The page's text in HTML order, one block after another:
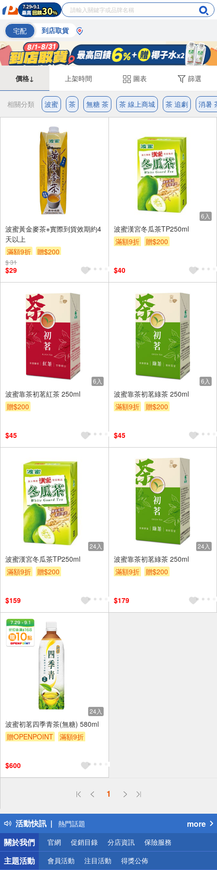
宅配 到店取貨
價格↓ 上架時間 圖表 篩選
相關分類 波蜜 茶 無糖 茶 茶 線上商城 茶 追劇 消暑
波蜜黃金麥茶※實際到貨效期約4
天以上
滿額9折
贈$200
$ 31
$29
6入
波蜜漢宮冬瓜茶TP250ml
滿額9折
贈$200
$40
6入
波蜜靠茶初茗紅茶 250ml
贈$200
$45
6入
波蜜靠茶初茗綠茶 250ml
滿額9折
贈$200
$45
24入
波蜜漢宮冬瓜茶TP250ml
滿額9折
贈$200
$159
24入
波蜜靠茶初茗綠茶 250ml
滿額9折
贈$200
$179
24入
波蜜初茗四季青茶(無糖) 580ml
贈OPENPOINT
滿額9折
$600
1
活動快訊
偏遠地區配送
得獎公告
熱門話題
銀行優惠
偏遠地區配送
詐騙網頁！請小心！
more
關於我們
官網 促銷目錄 分店資訊 保險服務
主題活動 會員活動 注目活動 得獎公佈